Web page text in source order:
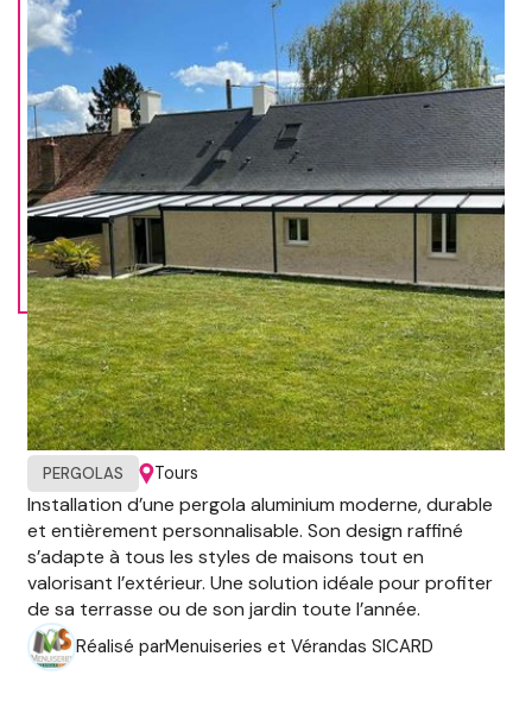
PERGOLAS Tours
Installation d’une pergola aluminium moderne, durable
et entièrement personnalisable. Son design raffiné
s’adapte à tous les styles de maisons tout en
valorisant l’extérieur. Une solution idéale pour profiter
de sa terrasse ou de son jardin toute l’année.
Réalisé parMenuiseries et Vérandas SICARD